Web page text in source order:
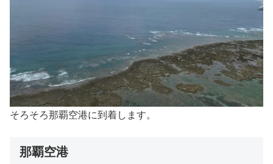
そろそろ那覇空港に到着します。
那覇空港